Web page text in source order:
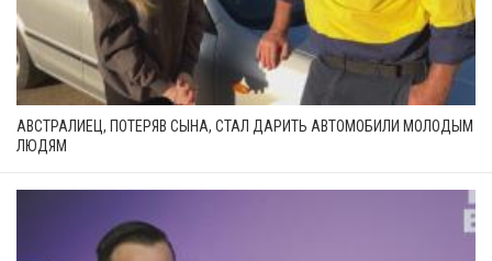
АВСТРАЛИЕЦ, ПОТЕРЯВ СЫНА, СТАЛ ДАРИТЬ АВТОМОБИЛИ МОЛОДЫМ
ЛЮДЯМ